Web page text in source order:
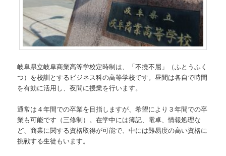
岐阜県立岐阜商業高等学校定時制は、「不撓不屈」（ふとうふく
つ）を校訓とするビジネス科の高等学校です。昼間は各自で時間
を有効に活用し、夜間に授業を行います。
通常は４年間での卒業を目指しますが、希望により３年間での卒
業も可能です（三修制）。在学中には簿記、電卓、情報処理な
ど、商業に関する資格取得が可能で、中には難易度の高い資格に
挑戦する生徒もいます。